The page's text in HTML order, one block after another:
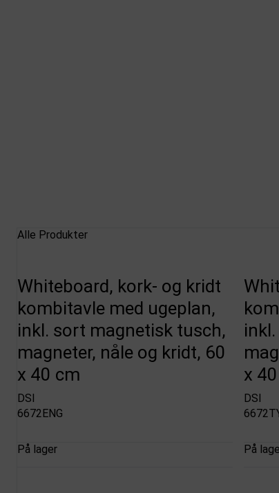
Alle Produkter
Whiteboard, kork- og kridt
kombitavle med ugeplan,
inkl. sort magnetisk tusch,
magneter, nåle og kridt, 60
x 40 cm
DSI
6672ENG
På lager
x
DSI
På